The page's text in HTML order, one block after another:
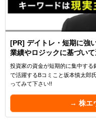
[PR] デイトレ・短期に強
業績やロジックに基づい
投資家の資金が短期的に集中す
で活躍するBコミこと坂本慎太郎
ってみて下さい!!
→ 株エ